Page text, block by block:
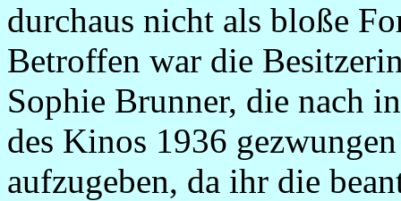
durchaus nicht als bloße
Betroffen war die
Sophie Brunner, die nach
des Kinos 1936
aufzugeben, da ihr die